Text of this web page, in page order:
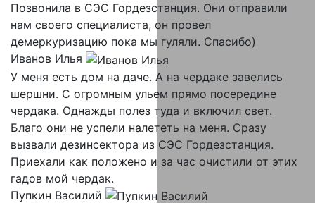
Позвонила в СЭС Гордезстанция. Они отправили
нам своего специалиста, он провел
демеркуризацию пока мы гуляли. Спасибо)
Иванов Илья
У меня есть дом на даче. А на чердаке завелись
шершни. С огромным ульем прямо посередине
чердака. Однажды полез туда и включил свет.
Благо они не успели налететь на меня. Сразу
вызвали дезинсектора из СЭС Гордезстанция.
Приехали как положено и за час очистили от этих
гадов мой чердак.
Пупкин Василий